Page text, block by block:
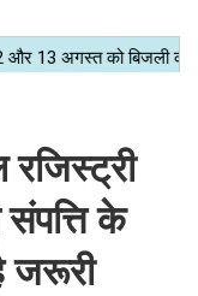
के
जरूरी